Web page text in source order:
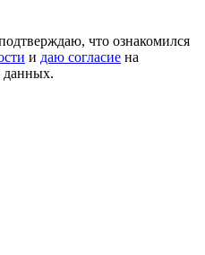
что ознакомился
и даю согласие на
данных.